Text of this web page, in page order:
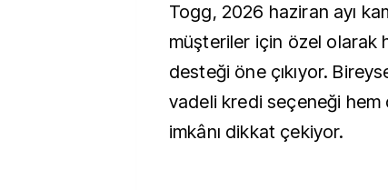
Togg, 2026 haziran ayı
müşteriler için özel olarak
desteği öne çıkıyor.
vadeli kredi seçeneği hem
imkânı dikkat çekiyor.